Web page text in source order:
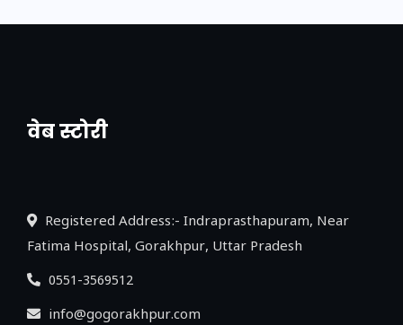
वेब स्टोरी
नया एक्सप्रेसवे: पूर्वांचल का लक, डेवलपमेंट का
Registered Address:- Indraprasthapuram, Near
Fatima Hospital, Gorakhpur, Uttar Pradesh
0551-3569512
info@gogorakhpur.com